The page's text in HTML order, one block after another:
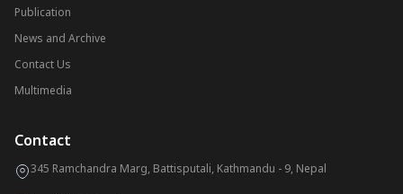
Publication
News and Archive
Contact Us
Multimedia
Contact
345 Ramchandra Marg, Battisputali, Kathmandu - 9, Nepal